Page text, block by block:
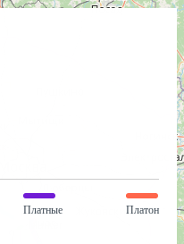
Платные Платон